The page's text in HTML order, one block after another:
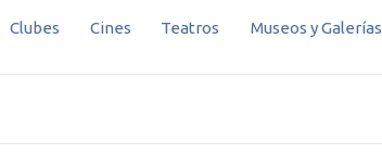
Clubes Cines Teatros Museos y Galerías